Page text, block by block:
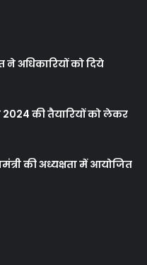
ने अधिकारियों को दिये
2024 की तैयारियों को लेकर
की अध्यक्षता में आयोजित